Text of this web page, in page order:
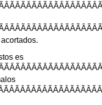
acortados.
es